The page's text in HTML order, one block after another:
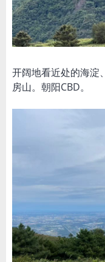
开阔地看近处的海淀
房山。朝阳CBD。